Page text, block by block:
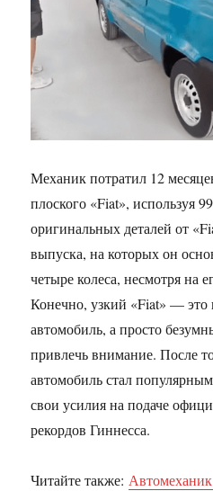
Механик потратил 12
плоского «Fiat», используя
оригинальных деталей от
выпуска, на которых он
четыре колеса, несмотря на
Конечно, узкий «Fiat» — это
автомобиль, а просто
привлечь внимание. После
автомобиль стал
свои усилия на подаче
рекордов Гиннесса.
Читайте также: